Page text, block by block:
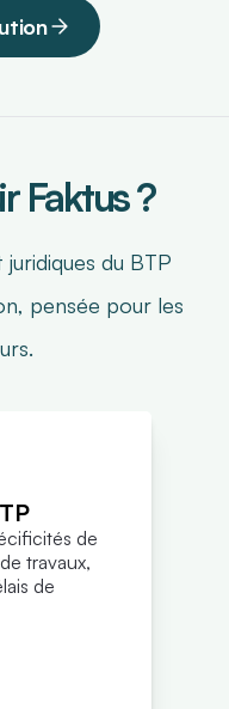
Faktus ?
du BTP
pensée pour les
de
travaux,
de